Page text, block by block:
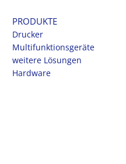
PRODUKTE
Drucker
Multifunktionsgeräte
weitere Lösungen
Hardware